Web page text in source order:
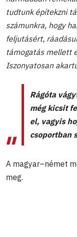
tudtunk építekzni
számunkra, hogy
feljutásért,
támogatás mellett
Iszonyatosan
Rágóta
még kicsit
el, vagyis
csoportban
A magyar–német
meg.